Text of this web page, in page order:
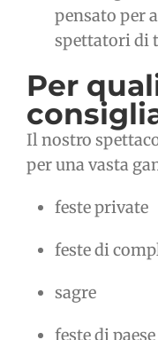
pensato per
spettatori di
Per
Il nostro
per una vasta
feste private
feste di
sagre
feste di paese